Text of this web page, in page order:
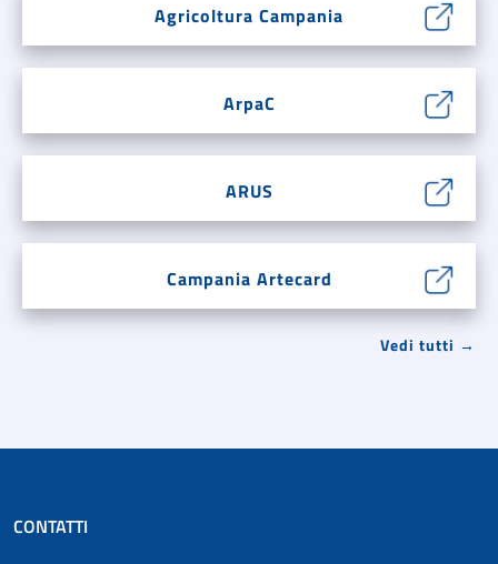
Agricoltura Campania
ArpaC
ARUS
Campania Artecard
Vedi tutti →
CONTATTI